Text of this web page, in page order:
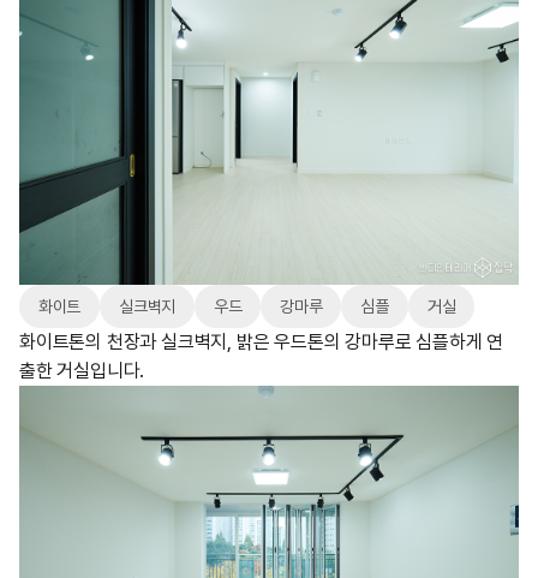
화이트 실크벽지 우드 강마루 심플 거실
화이트톤의 천장과 실크벽지, 밝은 우드톤의 강마루로 심플하게 연
출한 거실입니다.